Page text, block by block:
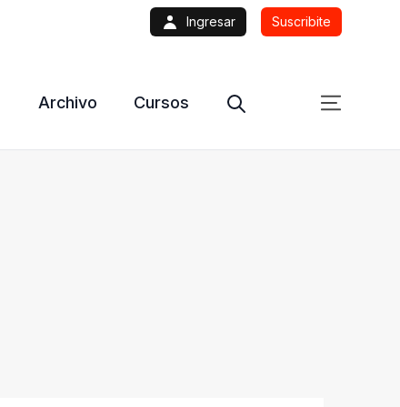
Ingresar Suscribite
Archivo Cursos